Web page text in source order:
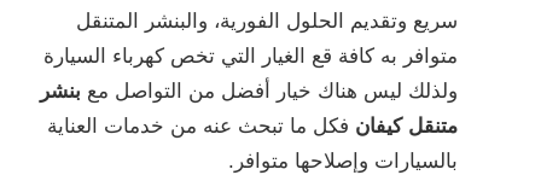
سريع وتقديم الحلول الفورية، والبنشر المتنقل
متوافر به كافة قع الغيار التي تخص كهرباء السيارة
ولذلك ليس هناك خيار أفضل من التواصل مع بنشر
متنقل كيفان فكل ما تبحث عنه من خدمات العناية
بالسيارات وإصلاحها متوافر.